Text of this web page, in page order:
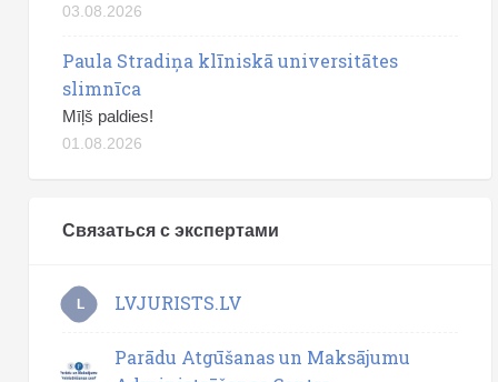
03.08.2026
Paula Stradiņa klīniskā universitātes
slimnīca
Mīļš paldies!
01.08.2026
Связаться с экспертами
L LVJURISTS.LV
Parādu Atgūšanas un Maksājumu